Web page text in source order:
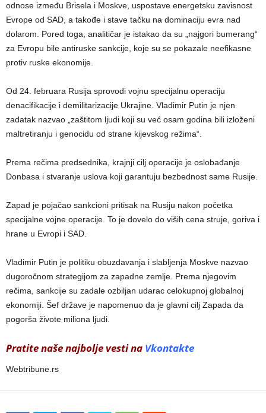
odnose između Brisela i Moskve, uspostave energetsku zavisnost
Evrope od SAD, a takođe i stave tačku na dominaciju evra nad
dolarom. Pored toga, analitičar je istakao da su „najgori bumerang“
za Evropu bile antiruske sankcije, koje su se pokazale neefikasne
protiv ruske ekonomije.
Od 24. februara Rusija sprovodi vojnu specijalnu operaciju
denacifikacije i demilitarizacije Ukrajine. Vladimir Putin je njen
zadatak nazvao „zaštitom ljudi koji su već osam godina bili izloženi
maltretiranju i genocidu od strane kijevskog režima“.
Prema rečima predsednika, krajnji cilj operacije je oslobađanje
Donbasa i stvaranje uslova koji garantuju bezbednost same Rusije.
Zapad je pojačao sankcioni pritisak na Rusiju nakon početka
specijalne vojne operacije. To je dovelo do viših cena struje, goriva i
hrane u Evropi i SAD.
Vladimir Putin je politiku obuzdavanja i slabljenja Moskve nazvao
dugoročnom strategijom za zapadne zemlje. Prema njegovim
rečima, sankcije su zadale ozbiljan udarac celokupnoj globalnoj
ekonomiji. Šef države je napomenuo da je glavni cilj Zapada da
pogorša živote miliona ljudi.
Pratite naše najbolje vesti na Vkontakte
Webtribune.rs